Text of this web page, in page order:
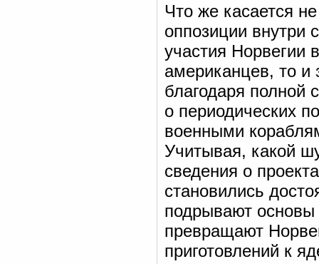
Что же касается
оппозиции внутри
участия Норвегии
американцев, то и
благодаря полной
о периодических
военными
Учитывая, какой
сведения о
становились
подрывают
превращают
приготовлений к